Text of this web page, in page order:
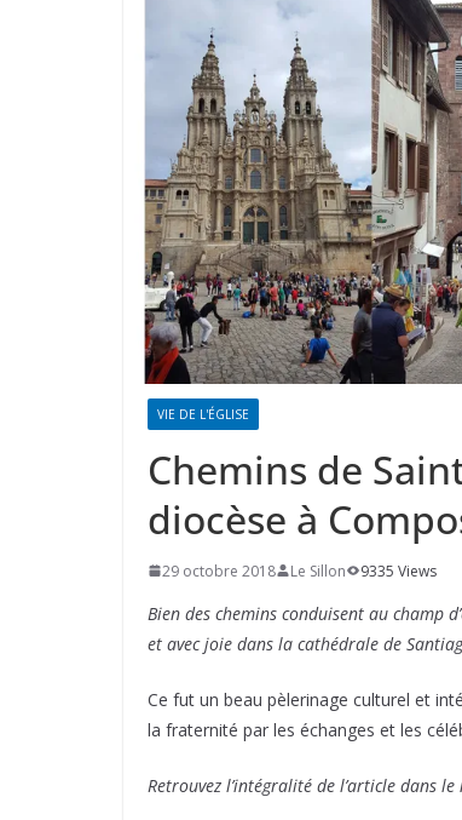
VIE DE L'ÉGLISE
Chemins de
diocèse à
29 octobre 2018 Le Sillon 9335 Views
Bien des chemins conduisent au champ
et avec joie dans la cathédrale de
Ce fut un beau pèlerinage culturel et
la fraternité par les échanges et les
Retrouvez l’intégralité de l’article dans